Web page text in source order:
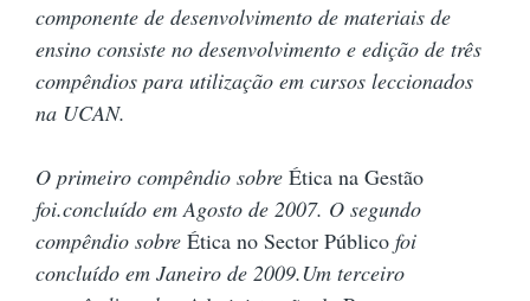
componente de desenvolvimento de materiais de
ensino consiste no desenvolvimento e edição de três
compêndios para utilização em cursos leccionados
na UCAN.
O primeiro compêndio sobre Ética na Gestão
foi.concluído em Agosto de 2007. O segundo
compêndio sobre Ética no Sector Público foi
concluído em Janeiro de 2009.Um terceiro